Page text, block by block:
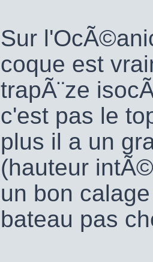
Sur
coque est
trapÃ¨ze
c'est pas le
plus il a un
(hauteur
un bon
bateau pas